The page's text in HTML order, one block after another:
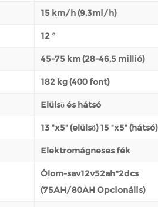
15 km/h (9,3mi/h)
12 °
45-75 km (28-46,5 millió)
182 kg (400 font)
Elülső és hátsó
13 "x5" (elülső) 15 "x5" (hátsó)
Elektromágneses fék
Ólom-sav12v52ah*2dcs
(75AH/80AH Opcionális)